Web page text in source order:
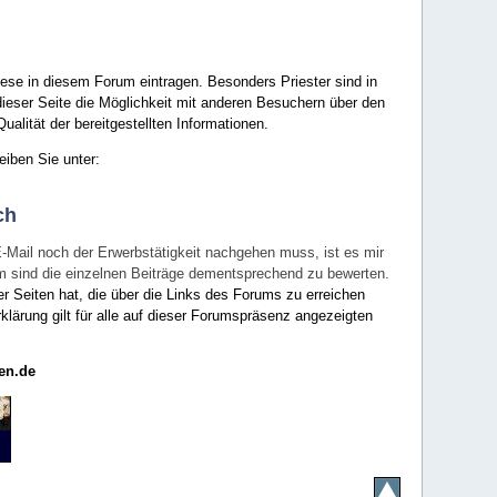
in diesem Forum eintragen. Besonders Priester sind in
Seite die Möglichkeit mit anderen Besuchern über den
der bereitgestellten Informationen.
Sie unter:
noch der Erwerbstätigkeit nachgehen muss, ist es mir
die einzelnen Beiträge dementsprechend zu bewerten.
Seiten hat, die über die Links des Forums zu erreichen
gilt für alle auf dieser Forumspräsenz angezeigten